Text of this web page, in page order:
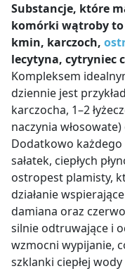
Substancje, które
komórki wątroby
kmin, karczoch,
lecytyna, cytryniec
Kompleksem
dziennie jest
karczocha, 1–2
naczynia
Dodatkowo każdego
sałatek, ciepłych
ostropest plamisty,
działanie
damiana oraz
silnie odtruwające i
wzmocni wypijanie,
szklanki ciepłej